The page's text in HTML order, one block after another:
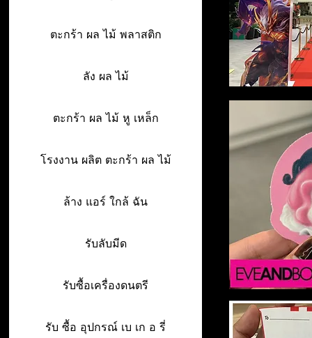
ตะกร้า ผล ไม้ พลาสติก
ลัง ผล ไม้
ตะกร้า ผล ไม้ หู เหล็ก
โรงงาน ผลิต ตะกร้า ผล ไม้
ล้าง แอร์ ใกล้ ฉัน
รับลับมีด
รับซื้อเครื่องดนตรี
รับ ซื้อ อุปกรณ์ เบ เก อ รี่